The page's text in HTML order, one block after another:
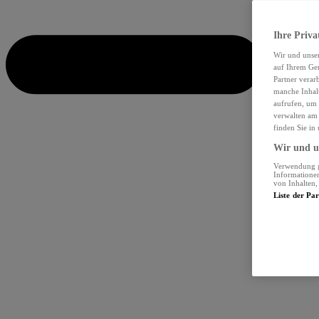
Ihre
Wir und
auf Ihrem
Partner
manche
aufrufen, um
verwalten
finden Sie in
Wir und
Verwendung
von Inhalten,
Liste der